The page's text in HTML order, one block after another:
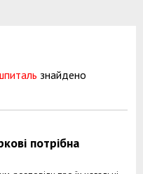
знайдено
потрібна